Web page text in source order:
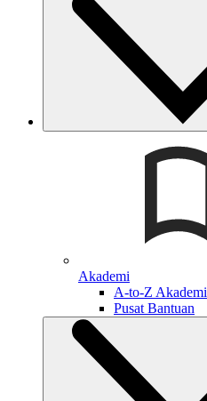
Akademi
A-to-Z Akademi
Pusat Bantuan